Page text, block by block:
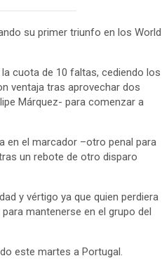
su primer triunfo en los World
cuota de 10 faltas, cediendo los
ventaja tras aprovechar dos
Márquez- para comenzar a
en el marcador –otro penal para
un rebote de otro disparo
y vértigo ya que quien perdiera
mantenerse en el grupo del
este martes a Portugal.